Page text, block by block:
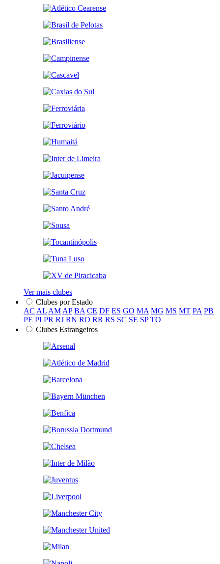
Ver mais clubes
Clubes por Estado
AC AL AM AP BA CE DF ES GO MA MG MS MT PA PB
PE PI PR RJ RN RO RR RS SC SE SP TO
Clubes Estrangeiros